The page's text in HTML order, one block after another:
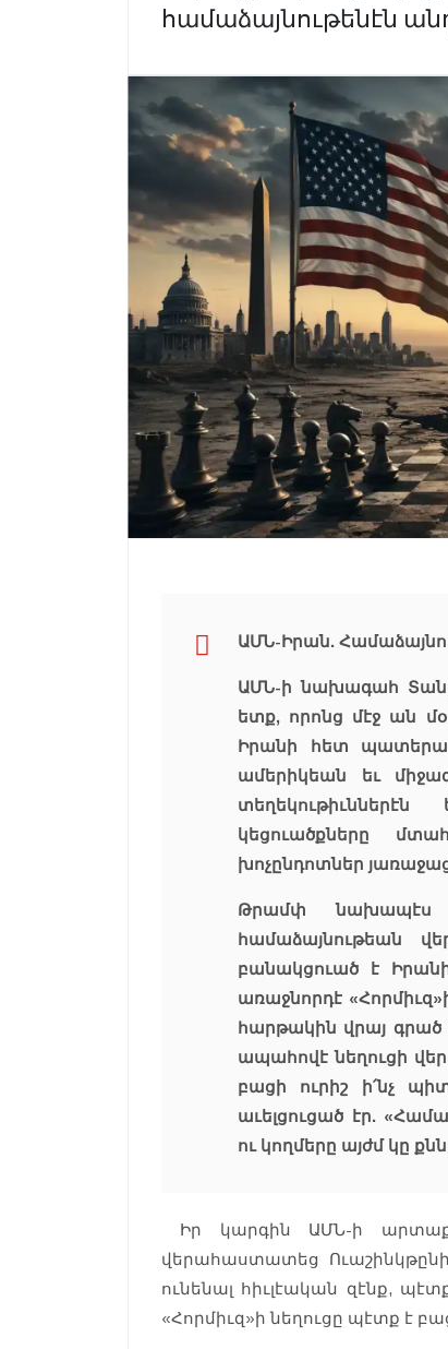
համաձայնութենէն
ԱՄՆ-Իրան.
ԱՄՆ-ի նախագահ
ետք, որոնց մէջ ան
Իրանի հետ
ամերիկեան եւ
կեցուածքները
խոչընդոտներ
Թրամփ նախապէս
համաձայնութեան
բանակցուած է
առաջնորդէ
հարթակին վրայ գրած
ապահովէ նեղուցի
բացի ուրիշ ի՛նչ
աւելցուցած էր.
ու կողմերը այժմ կը
Իր կարգին ԱՄՆ-ի
վերահաստատեց Ուաշինկթընի
ունենալ հիւլէական զէնք,
«Հորմիւզ»ի նեղուցը պէտք է